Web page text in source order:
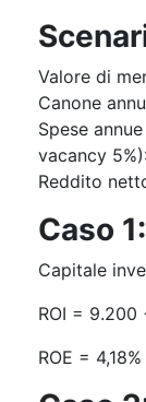
Valore di
Canone
Spese
vacancy
Reddito
Caso
Capitale
ROI =
ROE = 4,18%